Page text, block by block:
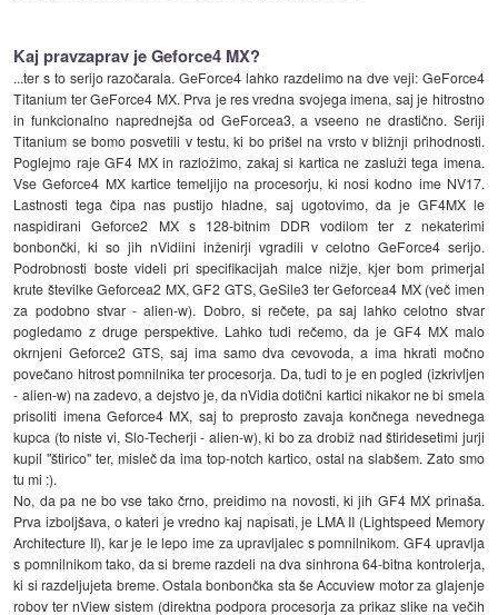
Kaj pravzaprav je Geforce4 MX?
...ter s to serijo razočarala. GeForce4 lahko razdelimo na dve veji: GeForce4
Titanium ter GeForce4 MX. Prva je res vredna svojega imena, saj je hitrostno
in funkcionalno naprednejša od GeForcea3, a vseeno ne drastično. Seriji
Titanium se bomo posvetili v testu, ki bo prišel na vrsto v bližnji prihodnosti.
Poglejmo raje GF4 MX in razložimo, zakaj si kartica ne zasluži tega imena.
Vse Geforce4 MX kartice temeljijo na procesorju, ki nosi kodno ime NV17.
Lastnosti tega čipa nas pustijo hladne, saj ugotovimo, da je GF4MX le
naspidirani Geforce2 MX s 128-bitnim DDR vodilom ter z nekaterimi
bonbončki, ki so jih nVidiini inženirji vgradili v celotno GeForce4 serijo.
Podrobnosti boste videli pri specifikacijah malce nižje, kjer bom primerjal
krute številke Geforcea2 MX, GF2 GTS, GeSile3 ter Geforcea4 MX (več imen
za podobno stvar - alien-w). Dobro, si rečete, pa saj lahko celotno stvar
pogledamo z druge perspektive. Lahko tudi rečemo, da je GF4 MX malo
okrnjeni Geforce2 GTS, saj ima samo dva cevovoda, a ima hkrati močno
povečano hitrost pomnilnika ter procesorja. Da, tudi to je en pogled (izkrivljen
- alien-w) na zadevo, a dejstvo je, da nVidia dotični kartici nikakor ne bi smela
prisoliti imena Geforce4 MX, saj to preprosto zavaja končnega nevednega
kupca (to niste vi, Slo-Techerji - alien-w), ki bo za drobiž nad štiridesetimi jurji
kupil "štirico" ter, misleč da ima top-notch kartico, ostal na slabšem. Zato smo
tu mi :).
No, da pa ne bo vse tako črno, preidimo na novosti, ki jih GF4 MX prinaša.
Prva izboljšava, o kateri je vredno kaj napisati, je LMA II (Lightspeed Memory
Architecture II), kar je le lepo ime za upravljalec s pomnilnikom. GF4 upravlja
s pomnilnikom tako, da si breme razdeli na dva sinhrona 64-bitna kontrolerja,
ki si razdeljujeta breme. Ostala bonbončka sta še Accuview motor za glajenje
robov ter nView sistem (direktna podpora procesorja za prikaz slike na večih